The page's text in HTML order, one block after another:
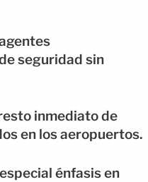
seguridad sin
inmediato de
en los aeropuertos.
énfasis en